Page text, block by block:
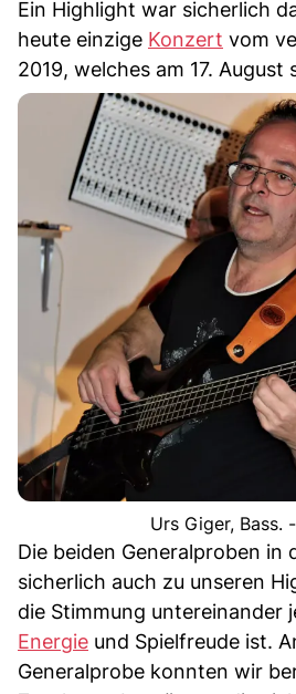
Ein Highlight war sicherlich
heute einzige Konzert vom
2019, welches am 17.
Urs Giger, Bass.
Die beiden Generalproben in
sicherlich auch zu unseren
die Stimmung untereinander
Energie und Spielfreude ist.
Generalprobe konnten wir